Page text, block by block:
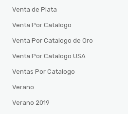
Venta de Plata
Venta Por Catalogo
Venta Por Catalogo de Oro
Venta Por Catalogo USA
Ventas Por Catalogo
Verano
Verano 2019